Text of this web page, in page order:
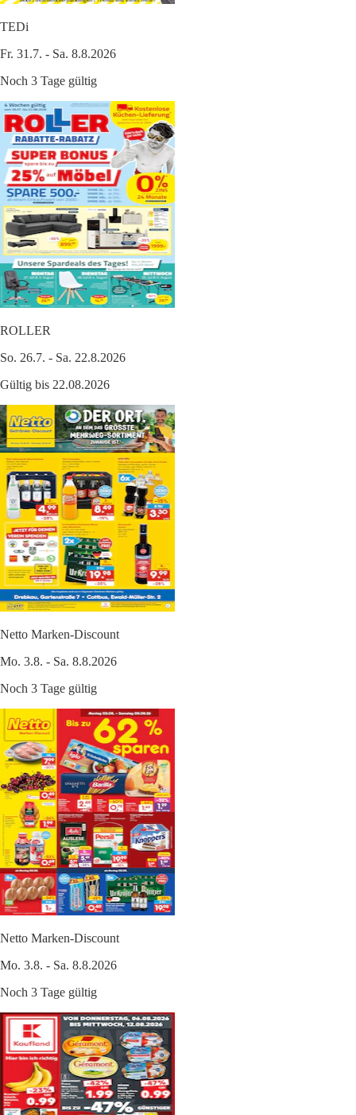
TEDi
Fr. 31.7. - Sa. 8.8.2026
Noch 3 Tage gültig
ROLLER
So. 26.7. - Sa. 22.8.2026
Gültig bis 22.08.2026
Netto Marken-Discount
Mo. 3.8. - Sa. 8.8.2026
Noch 3 Tage gültig
Netto Marken-Discount
Mo. 3.8. - Sa. 8.8.2026
Noch 3 Tage gültig